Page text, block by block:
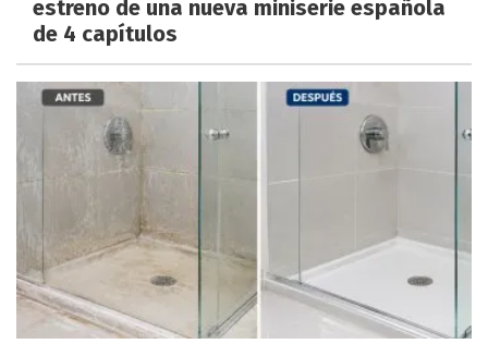
estreno de una nueva miniserie española
de 4 capítulos